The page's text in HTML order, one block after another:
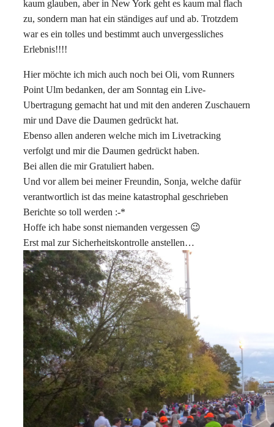
kaum glauben, aber in New York geht es kaum mal flach
zu, sondern man hat ein ständiges auf und ab. Trotzdem
war es ein tolles und bestimmt auch unvergessliches
Erlebnis!!!!
Hier möchte ich mich auch noch bei Oli, vom Runners
Point Ulm bedanken, der am Sonntag ein Live-
Ubertragung gemacht hat und mit den anderen Zuschauern
mir und Dave die Daumen gedrückt hat.
Ebenso allen anderen welche mich im Livetracking
verfolgt und mir die Daumen gedrückt haben.
Bei allen die mir Gratuliert haben.
Und vor allem bei meiner Freundin, Sonja, welche dafür
verantwortlich ist das meine katastrophal geschrieben
Berichte so toll werden :-*
Hoffe ich habe sonst niemanden vergessen 😉
Erst mal zur Sicherheitskontrolle anstellen…